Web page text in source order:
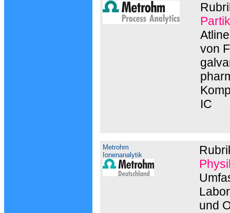
von
IC
Metrohm
Ionenanalytik
und